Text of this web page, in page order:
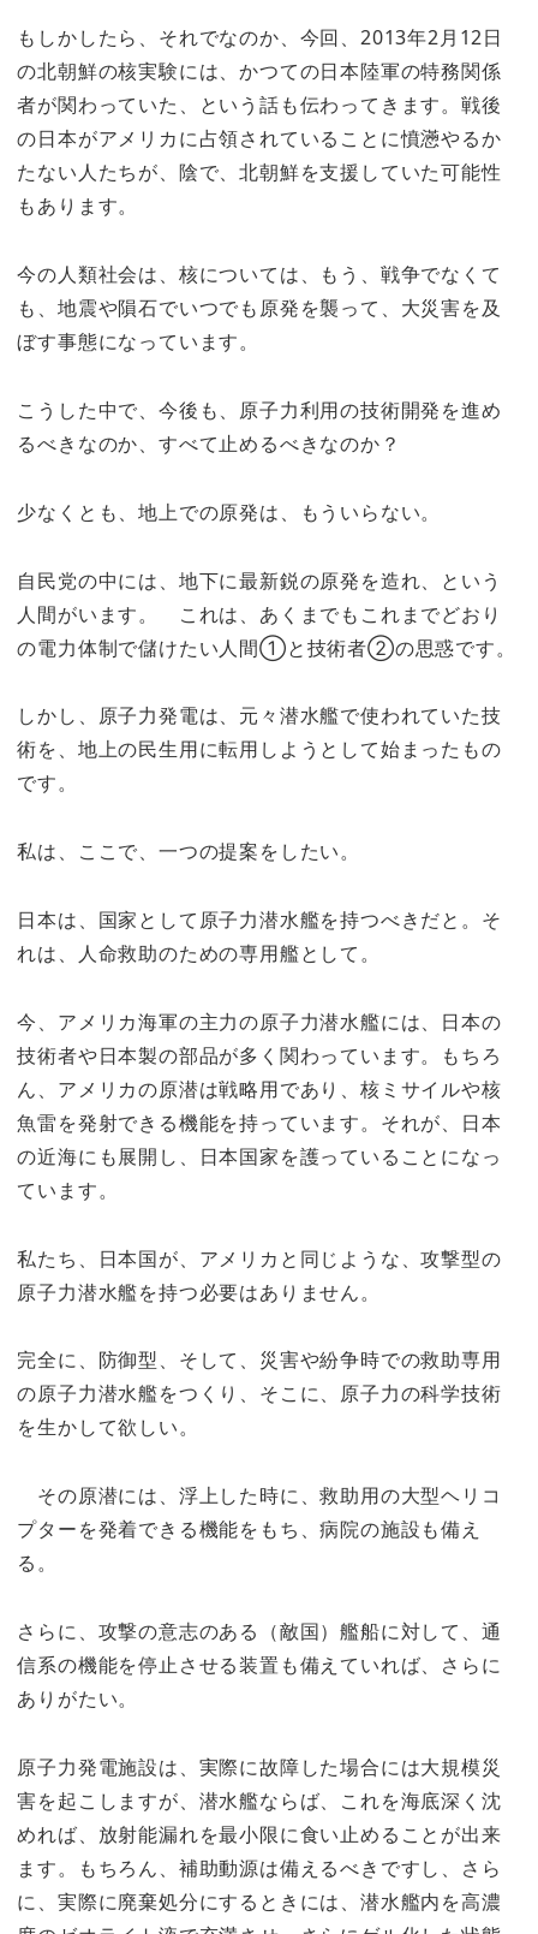
もしかしたら、それでなのか、今回、2013年2月12日
の北朝鮮の核実験には、かつての日本陸軍の特務関係
者が関わっていた、という話も伝わってきます。戦後
の日本がアメリカに占領されていることに憤懣やるか
たない人たちが、陰で、北朝鮮を支援していた可能性
もあります。
今の人類社会は、核については、もう、戦争でなくて
も、地震や隕石でいつでも原発を襲って、大災害を及
ぼす事態になっています。
こうした中で、今後も、原子力利用の技術開発を進め
るべきなのか、すべて止めるべきなのか？
少なくとも、地上での原発は、もういらない。
自民党の中には、地下に最新鋭の原発を造れ、という
人間がいます。 これは、あくまでもこれまでどおり
の電力体制で儲けたい人間①と技術者②の思惑です。
しかし、原子力発電は、元々潜水艦で使われていた技
術を、地上の民生用に転用しようとして始まったもの
です。
私は、ここで、一つの提案をしたい。
日本は、国家として原子力潜水艦を持つべきだと。そ
れは、人命救助のための専用艦として。
今、アメリカ海軍の主力の原子力潜水艦には、日本の
技術者や日本製の部品が多く関わっています。もちろ
ん、アメリカの原潜は戦略用であり、核ミサイルや核
魚雷を発射できる機能を持っています。それが、日本
の近海にも展開し、日本国家を護っていることになっ
ています。
私たち、日本国が、アメリカと同じような、攻撃型の
原子力潜水艦を持つ必要はありません。
完全に、防御型、そして、災害や紛争時での救助専用
の原子力潜水艦をつくり、そこに、原子力の科学技術
を生かして欲しい。
その原潜には、浮上した時に、救助用の大型ヘリコ
プターを発着できる機能をもち、病院の施設も備え
る。
さらに、攻撃の意志のある（敵国）艦船に対して、通
信系の機能を停止させる装置も備えていれば、さらに
ありがたい。
原子力発電施設は、実際に故障した場合には大規模災
害を起こしますが、潜水艦ならば、これを海底深く沈
めれば、放射能漏れを最小限に食い止めることが出来
ます。もちろん、補助動源は備えるべきですし、さら
に、実際に廃棄処分にするときには、潜水艦内を高濃